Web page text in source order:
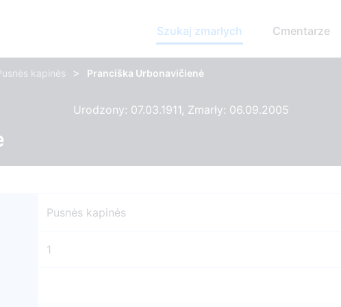
Szukaj zmarłych Cmentarze
kapinės > Pranciška Urbonavičienė
Urodzony: 07.03.1911, Zmarły: 06.09.2005
Pusnės kapinės
1